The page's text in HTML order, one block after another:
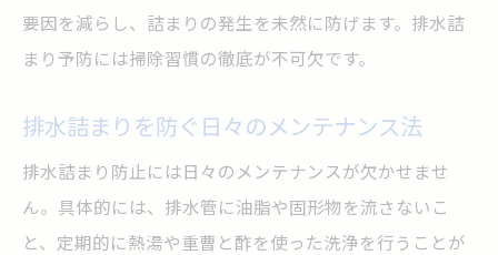
要因を減らし、詰まりの発生を未然に防げます。排水詰
まり予防には掃除習慣の徹底が不可欠です。
排水詰まりを防ぐ日々のメンテナンス法
排水詰まり防止には日々のメンテナンスが欠かせませ
ん。具体的には、排水管に油脂や固形物を流さないこ
と、定期的に熱湯や重曹と酢を使った洗浄を行うことが